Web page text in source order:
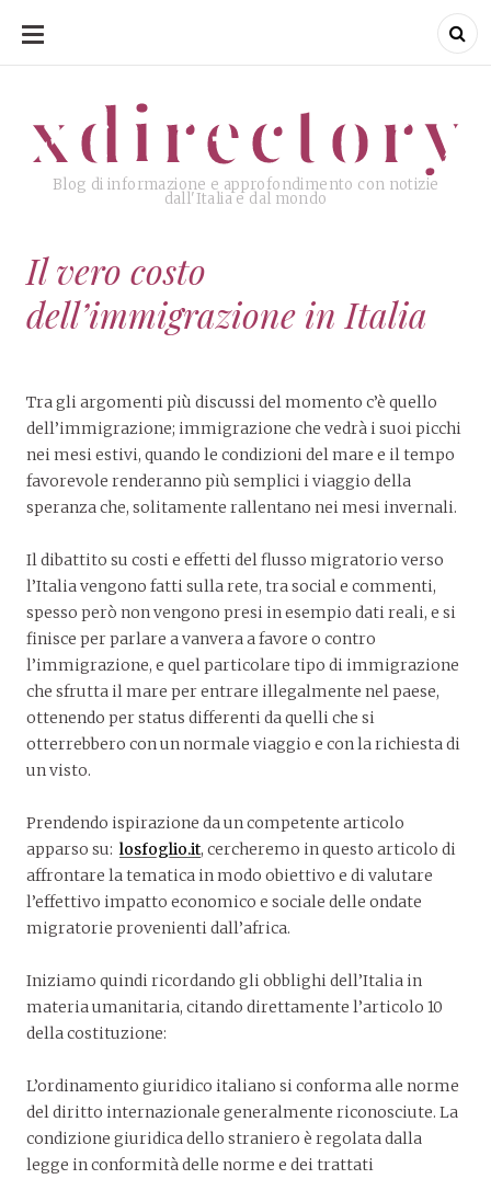
SKIP
CONTENT
xdirectory
Blog di informazione e approfondimento con notizie
dall'Italia e dal mondo
xdirectory
Il vero costo
dell’immigrazione in Italia
Tra gli argomenti più discussi del momento c’è quello
dell’immigrazione; immigrazione che vedrà i suoi picchi
nei mesi estivi, quando le condizioni del mare e il tempo
favorevole renderanno più semplici i viaggio della
speranza che, solitamente rallentano nei mesi invernali.
Il dibattito su costi e effetti del flusso migratorio verso
l’Italia vengono fatti sulla rete, tra social e commenti,
spesso però non vengono presi in esempio dati reali, e si
finisce per parlare a vanvera a favore o contro
l’immigrazione, e quel particolare tipo di immigrazione
che sfrutta il mare per entrare illegalmente nel paese,
ottenendo per status differenti da quelli che si
otterrebbero con un normale viaggio e con la richiesta di
un visto.
Prendendo ispirazione da un competente articolo
apparso su:losfoglio.it, cercheremo in questo articolo di
affrontare la tematica in modo obiettivo e di valutare
l’effettivo impatto economico e sociale delle ondate
migratorie provenienti dall’africa.
Iniziamo quindi ricordando gli obblighi dell’Italia in
materia umanitaria, citando direttamente l’articolo 10
della costituzione:
L’ordinamento giuridico italiano si conforma alle norme
del diritto internazionale generalmente riconosciute. La
condizione giuridica dello straniero è regolata dalla
legge in conformità delle norme e dei trattati